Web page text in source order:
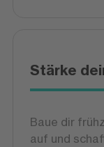
Stärke
Baue dir
auf und